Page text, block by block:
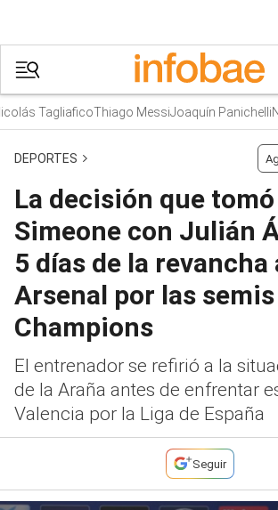
TagliaficoThiago MessiJoaquín Panichelli
DEPORTES
La decisión que
Simeone con Julián
5 días de la revancha
Arsenal por las
Champions
El entrenador se refirió a la
de la Araña antes de enfrentar
Valencia por la Liga de España
Seguir